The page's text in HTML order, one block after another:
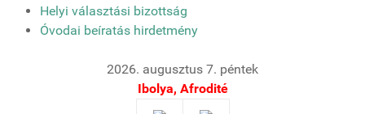
Helyi választási bizottság
Óvodai beíratás hirdetmény
2026. augusztus 7. péntek
Ibolya, Afrodité